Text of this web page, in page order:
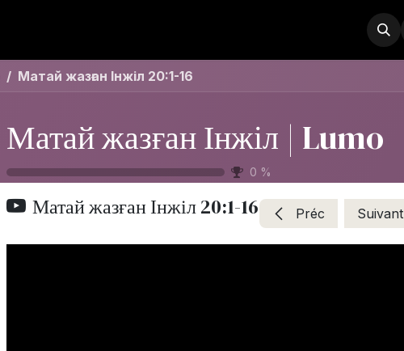
À propos
Матай жазған Інжіл 20:1-16
Матай жазған Інжіл | Lumo
0 %
Матай жазған Інжіл 20:1-16 Préc Suivant